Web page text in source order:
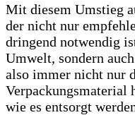
Mit diesem Umstieg
der nicht nur
dringend notwendig
Umwelt, sondern
also immer nicht nur
Verpackungsmaterial
wie es entsorgt